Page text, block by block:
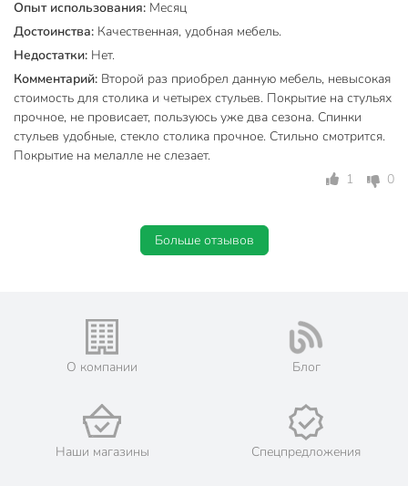
Максимальная нагрузка, кг
Вместимость, персон
Длина стола, см
80 см
Ширина стола, см
80 см
Высота стола, см
Материал столешницы
Форма столешницы
квадратный
Материал
металл
Количество кресел, шт
без кресел
без диванов
Опыт использования: Месяц
Достоинства: Качественная, удобная мебель.
Недостатки: Нет.
Комментарий: Второй раз приобрел данную мебель, невысокая
стоимость для столика и четырех стульев. Покрытие на стульях
прочное, не провисает, пользуюсь уже два сезона. Спинки
стульев удобные, стекло столика прочное. Стильно смотрится.
Покрытие на мелалле не слезает.
1
0
Больше отзывов
О компании Блог
Наши магазины Спецпредложения